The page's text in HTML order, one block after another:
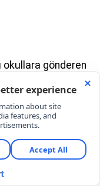
okullara gönderen
artan
üzerine düğmeye
yılında okul
arama yapma
olan